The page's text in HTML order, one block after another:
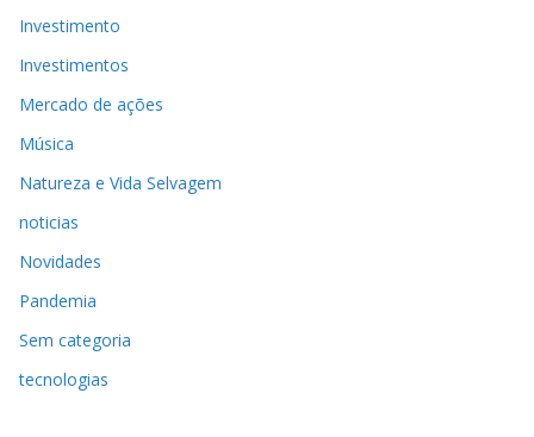
Investimento
Investimentos
Mercado de ações
Música
Natureza e Vida Selvagem
noticias
Novidades
Pandemia
Sem categoria
tecnologias